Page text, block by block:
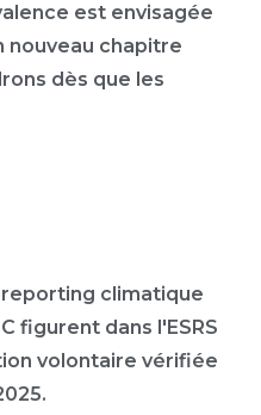
est envisagée
nouveau chapitre
dès que les
reporting climatique
figurent dans l'ESRS
volontaire vérifiée